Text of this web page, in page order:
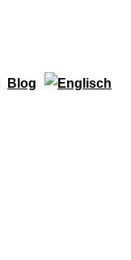
Blog